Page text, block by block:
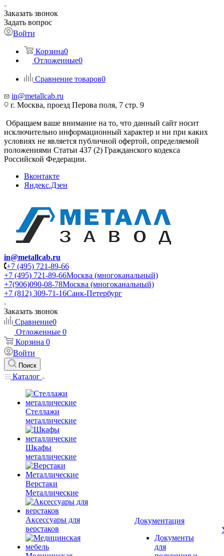
Заказать звонок
Задать вопрос
Войти
Корзина0
Отложенные0
Сравнение товаров0
in@metallcab.ru
г. Москва, проезд Перова поля, 7 стр. 9
Обращаем ваше внимание на то, что данный сайт носит
исключительно информационный характер и ни при каких
условиях не является публичной офертой, определяемой
положениями Статьи 437 (2) Гражданского кодекса
Российской Федерации.
Вконтакте
Яндекс.Дзен
in@metallcab.ru
+7 (495) 721-89-66
+7 (495) 721-89-66Москва (многоканальный)
+7(906)090-08-78Москва (многоканальный)
+7 (812) 309-71-16Санк-Петербург
Заказать звонок
Сравнение0
Отложенные 0
Корзина 0
Войти
Поиск
Каталог
Стеллажи
металлические
Шкафы
металлические
Верстаки
Металлические
Аксессуары для
верстаков
Документация
Документы
для